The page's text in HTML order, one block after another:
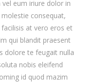
eum iriure dolor in
consequat,
at vero eros et
qui blandit praesent
dolore te feugait nulla
nobis eleifend
id quod mazim